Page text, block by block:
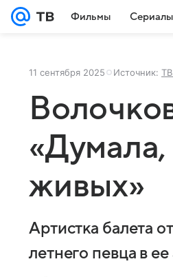
Фильмы Сериалы
11 сентября 2025 Источник:
«Думала,
живых»
Артистка балета
летнего певца в ее